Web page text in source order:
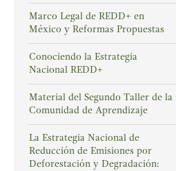
Marco Legal de REDD+ en
México y Reformas Propuestas
Conociendo la Estrategia
Nacional REDD+
Material del Segundo Taller de la
Comunidad de Aprendizaje
La Estrategia Nacional de
Reducción de Emisiones por
Deforestación y Degradación: